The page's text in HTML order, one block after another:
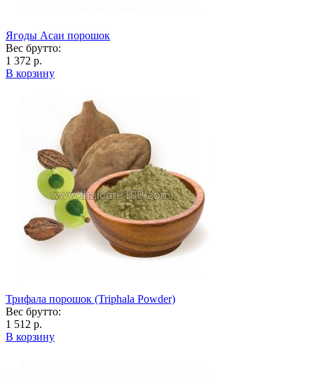
Ягоды Асаи порошок
Вес брутто:
1 372 р.
В корзину
Трифала порошок (Triphala Powder)
Вес брутто:
1 512 р.
В корзину